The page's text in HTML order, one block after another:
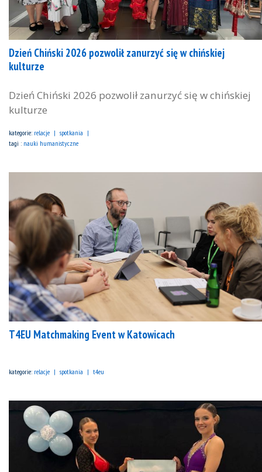
Dzień Chiński 2026 pozwolił zanurzyć się w chińskiej
kulturze
Dzień Chiński 2026 pozwolił zanurzyć się w chińskiej
kulturze
kategorie: relacje
spotkania
tagi : nauki humanistyczne
T4EU Matchmaking Event w Katowicach
kategorie: relacje spotkania t4eu